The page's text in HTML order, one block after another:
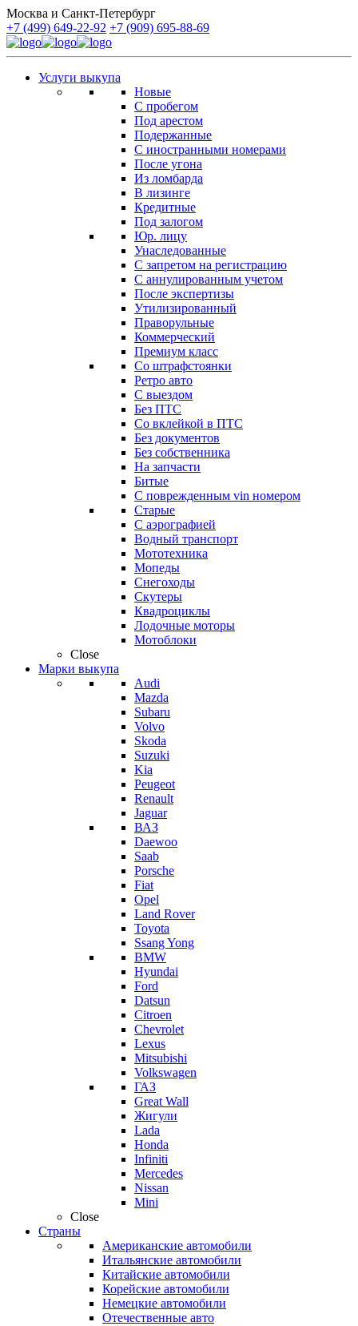
Москва и Санкт-Петербург
+7 (499) 649-22-92 +7 (909) 695-88-69
Услуги выкупа
Новые
С пробегом
Под арестом
Подержанные
С иностранными номерами
После угона
Из ломбарда
В лизинге
Кредитные
Под залогом
Юр. лицу
Унаследованные
С запретом на регистрацию
С аннулированным учетом
После экспертизы
Утилизированный
Праворульные
Коммерческий
Премиум класс
Со штрафстоянки
Ретро авто
С выездом
Без ПТС
Со вклейкой в ПТС
Без документов
Без собственника
На запчасти
Битые
С поврежденным vin номером
Старые
С аэрографией
Водный транспорт
Мототехника
Мопеды
Снегоходы
Скутеры
Квадроциклы
Лодочные моторы
Мотоблоки
Close
Марки выкупа
Audi
Mazda
Subaru
Volvo
Skoda
Suzuki
Kia
Peugeot
Renault
Jaguar
ВАЗ
Daewoo
Saab
Porsche
Fiat
Opel
Land Rover
Toyota
Ssang Yong
BMW
Hyundai
Ford
Datsun
Citroen
Chevrolet
Lexus
Mitsubishi
Volkswagen
ГАЗ
Great Wall
Жигули
Lada
Honda
Infiniti
Mercedes
Nissan
Mini
Close
Страны
Американские автомобили
Итальянские автомобили
Китайские автомобили
Корейские автомобили
Немецкие автомобили
Отечественные авто